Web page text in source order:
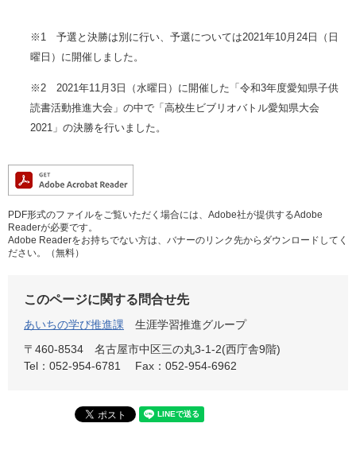
※1 予選と決勝は別に行い、予選については2021年10月24日（日
曜日）に開催しました。
※2 2021年11月3日（水曜日）に開催した「令和3年度愛知県子供
読書活動推進大会」の中で「高校生ビブリオバトル愛知県大会
2021」の決勝を行いました。
PDF形式のファイルをご覧いただく場合には、Adobe社が提供するAdobe
Readerが必要です。
Adobe Readerをお持ちでない方は、バナーのリンク先からダウンロードしてく
ださい。（無料）
このページに関する問合せ先
あいちの学び推進課
生涯学習推進グループ
〒460-8534
名古屋市中区三の丸3-1-2(西庁舎9階)
Tel：052-954-6781
Fax：052-954-6962